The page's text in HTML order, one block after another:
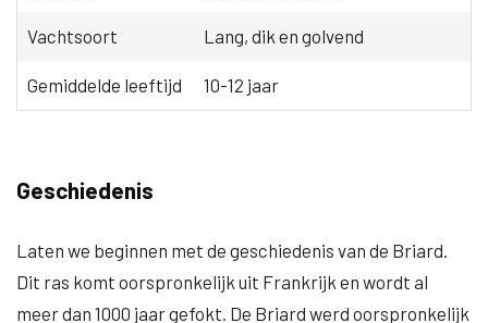
Vachtsoort Lang, dik en golvend
Gemiddelde leeftijd 10-12 jaar
Geschiedenis
Laten we beginnen met de geschiedenis van de Briard.
Dit ras komt oorspronkelijk uit Frankrijk en wordt al
meer dan 1000 jaar gefokt. De Briard werd oorspronkelijk